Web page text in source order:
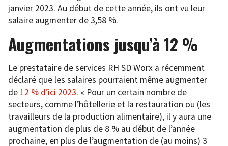
janvier 2023. Au début de cette année, ils ont vu leur
salaire augmenter de 3,58 %.
Augmentations jusqu’à 12 %
Le prestataire de services RH SD Worx a récemment
déclaré que les salaires pourraient même augmenter
de 12 % d’ici 2023. « Pour un certain nombre de
secteurs, comme l’hôtellerie et la restauration ou (les
travailleurs de la production alimentaire), il y aura une
augmentation de plus de 8 % au début de l’année
prochaine, en plus de l’augmentation de (au moins) 3